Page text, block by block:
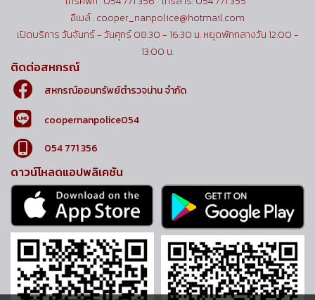
อีเมล์ : cooper_nanpolice@hotmail.com
เปิดบริการ วันจันทร์ - วันศุกร์ 08:30 - 16:30 น. หยุดพักกลางวัน 12:00 -
13:00 น.
ติดต่อสหกรณ์
สหกรณ์ออมทรัพย์ตำรวจน่าน จำกัด
coopernanpolice054
054 771 356
ดาวน์โหลดแอปพลิเคชัน